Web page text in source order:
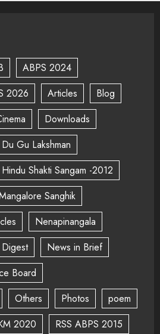
ABPS 2024
2026 Articles
Blog
Downloads
Du Gu Lakshman
Hindu Shakti Sangam -2012
Sanghik
Nenapinangala
News in Brief
Board
Others Photos
poem
2020
RSS ABPS 2015